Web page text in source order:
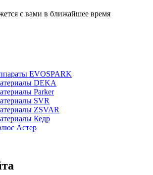
с вами в ближайшее время
EVOSPARK
DEKA
Parker
SVR
ZSVAR
Кедр
Астер